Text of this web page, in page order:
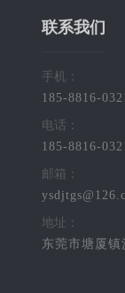
联系我们
手机：
185-8816-
电话：
185-8816-
邮箱：
地址：
东莞市塘厦